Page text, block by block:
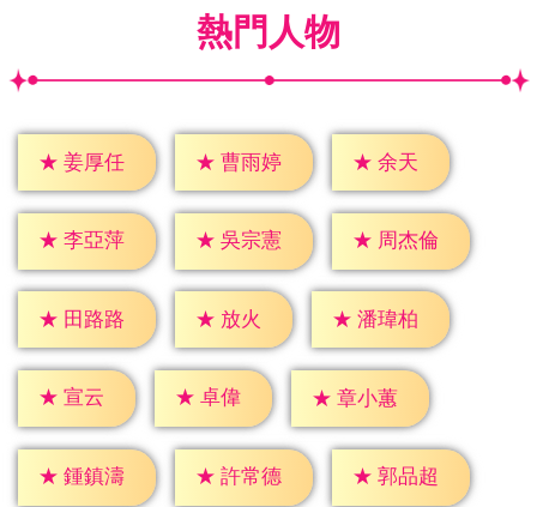
熱門人物
★ 姜厚任 ★ 曹雨婷 ★ 余天
★ 李亞萍 ★ 吳宗憲 ★ 周杰倫
★ 田路路 ★ 放火 ★ 潘瑋柏
★ 宣云 ★ 卓偉 ★ 章小蕙
★ 鍾鎮濤 ★ 許常德 ★ 郭品超